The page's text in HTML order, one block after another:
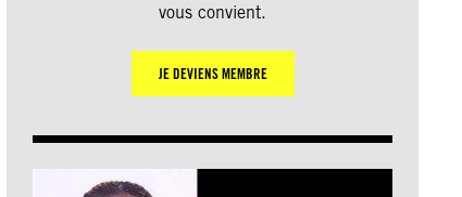
vous convient.
JE DEVIENS MEMBRE